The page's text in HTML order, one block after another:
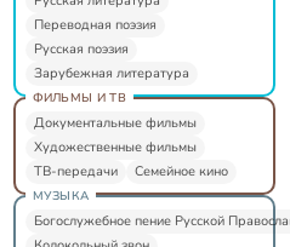
Переводная поэзия
Русская поэзия
Зарубежная литература
ФИЛЬМЫ И ТВ
Документальные фильмы
Художественные фильмы
ТВ-передачи
Семейное кино
МУЗЫКА
Богослужебное пение Русской